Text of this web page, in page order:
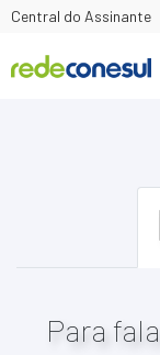
Central do Assinante
Para